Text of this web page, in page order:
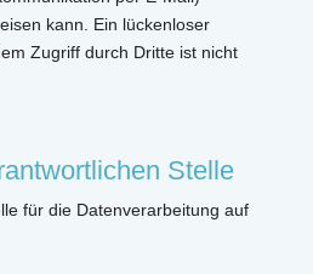
kann. Ein lückenloser
Zugriff durch Dritte ist nicht
Stelle
für die Datenverarbeitung auf